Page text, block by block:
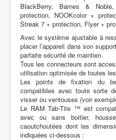
BlackBerry, Barnes &
protection, NOOKcolor +
Streak 7 + protection, Flyer +
Avec le système ajustable à
placer l’appareil dans son
parfaite sécurité de maintien.
Tous les connecteurs sont
utilisation optimisée de toutes
Les points de fixation du
compatibles avec toute sorte
visser ou ventouses (voir
Le RAM Tab-Tite ™ est
avec ou sans boitier,
caoutchoutées dont les
indiquées ci-dessous :